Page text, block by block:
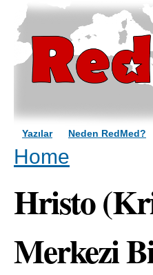
Yazılar Neden RedMed?
You are here
Home
Hristo
Merkezi